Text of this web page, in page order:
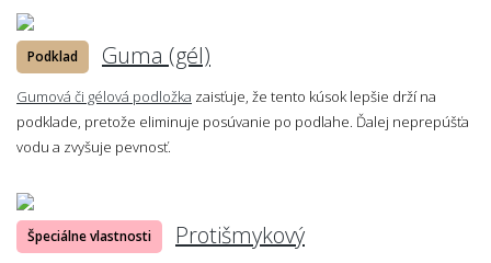
Podklad Guma (gél)
Gumová či gélová podložka zaisťuje, že tento kúsok lepšie drží na
podklade, pretože eliminuje posúvanie po podlahe. Ďalej neprepúšťa
vodu a zvyšuje pevnosť.
Špeciálne vlastnosti Protišmykový